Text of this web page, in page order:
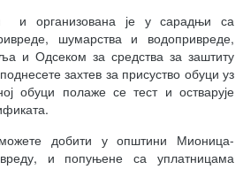
и организована је у сарадњи са
шумарства и водопривреде,
и Одсеком за средства за заштиту
захтев за присуство обуци уз
обуци полаже се тест и остварује
добити у општини Мионица-
и попуњене са уплатницама